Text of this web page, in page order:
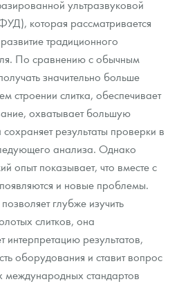
ультразвуковой
которая рассматривается
традиционного
По сравнению с обычным
значительно больше
строении слитка, обеспечивает
охватывает большую
результаты проверки в
анализа. Однако
опыт показывает, что вместе с
и новые проблемы.
глубже изучить
слитков, она
результатов,
оборудования и ставит вопрос
международных стандартов